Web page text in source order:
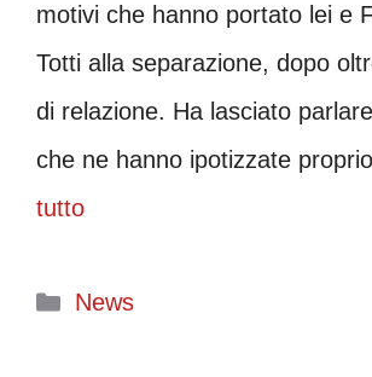
motivi che hanno portato lei e
Totti alla separazione, dopo
di relazione. Ha lasciato
che ne hanno ipotizzate
tutto
Categorie
News